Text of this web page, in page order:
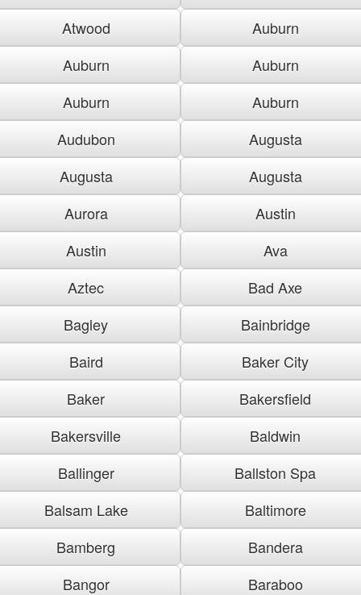
Atwood
Auburn
Auburn
Auburn
Auburn
Auburn
Audubon
Augusta
Augusta
Augusta
Aurora
Austin
Austin
Ava
Aztec
Bad Axe
Bagley
Bainbridge
Baird
Baker City
Baker
Bakersfield
Bakersville
Baldwin
Ballinger
Ballston Spa
Balsam Lake
Baltimore
Bamberg
Bandera
Bangor
Baraboo